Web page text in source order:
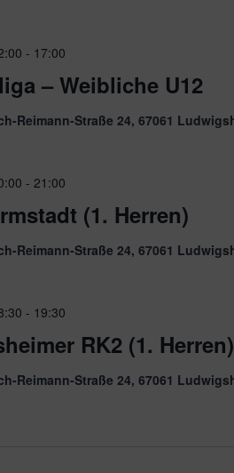
– Weibliche U12
- 17:00
Reimann-Straße 24, 67061
(1. Herren)
-21:00
Reimann-Straße 24, 67061
RK2 (1. Herren)
- 19:30
Reimann-Straße 24, 67061